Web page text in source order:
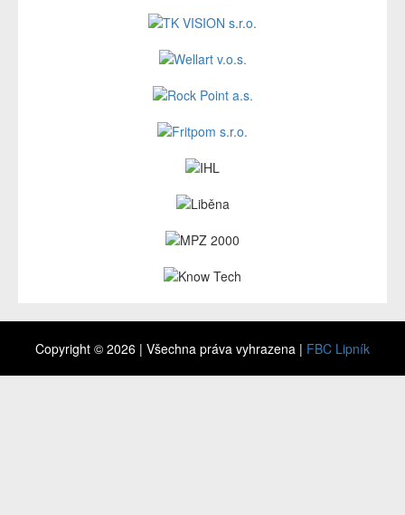
Copyright © 2026 | Všechna práva vyhrazena | FBC Lipník